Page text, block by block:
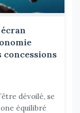
concessions
dévoilé, se
équilibré